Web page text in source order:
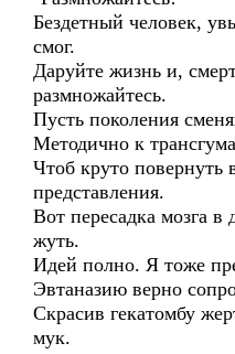
Бездетный человек,
смог.
Даруйте жизнь и,
размножайтесь.
Пусть поколения
Методично к
Чтоб круто повернуть
представления.
Вот пересадка мозга в
жуть.
Идей полно. Я тоже
Эвтаназию верно
Скрасив гекатомбу
мук.